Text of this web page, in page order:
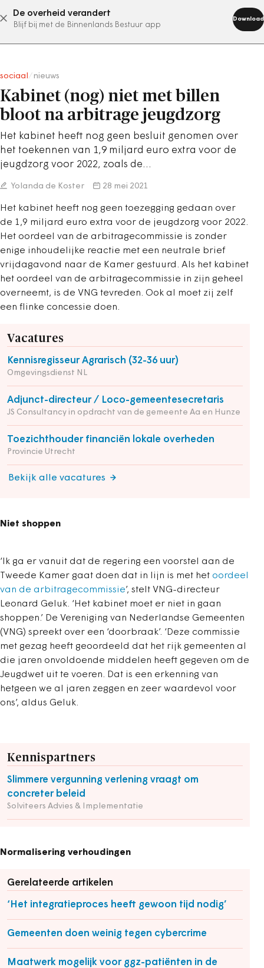
De overheid verandert
Blijf bij met de Binnenlands Bestuur app
Download
abonneer nu
sociaal nieuws
Kabinet (nog) niet met billen
bloot na arbitrage jeugdzorg
Het kabinet heeft nog geen besluit genomen over
het toekennen van 1,9 miljard euro extra voor de
jeugdzorg voor 2022, zoals de…
Yolanda de Koster 28 mei 2021
Het kabinet heeft nog geen toezegging gedaan over
de 1,9 miljard euro extra voor de jeugdzorg voor 2022.
Het oordeel van de arbitragecommissie is zonder
enige inhoudelijke reactie met een neutrale brief
vrijdagavond naar de Kamer gestuurd. Als het kabinet
het oordeel van de arbitragecommissie in zijn geheel
overneemt, is de VNG tevreden. Ook al moet zij zelf
een flinke concessie doen.
Vacatures
Kennisregisseur Agrarisch (32-36 uur)
Omgevingsdienst NL
Adjunct-directeur / Loco-gemeentesecretaris
JS Consultancy in opdracht van de gemeente Aa en Hunze
Toezichthouder financiën lokale overheden
Provincie Utrecht
Bekijk alle vacatures
Niet shoppen
‘Ik ga er vanuit dat de regering een voorstel aan de
Tweede Kamer gaat doen dat in lijn is met het oordeel
van de arbitragecommissie’, stelt VNG-directeur
Leonard Geluk. ‘Het kabinet moet er niet in gaan
shoppen.’ De Vereniging van Nederlandse Gemeenten
(VNG) spreekt over een ‘doorbraak’. ‘Deze commissie
met gezag heeft geoordeeld dat het rijk gemeenten al
die jaren onvoldoende middelen heeft gegeven om de
Jeugdwet uit te voeren. Dat is een erkenning van
hetgeen we al jaren zeggen en zeer waardevol voor
ons’, aldus Geluk.
Kennispartners
Slimmere vergunning verlening vraagt om
concreter beleid
Solviteers Advies & Implementatie
Normalisering verhoudingen
Gerelateerde artikelen
‘Het integratieproces heeft gewoon tijd nodig’
Gemeenten doen weinig tegen cybercrime
Maatwerk mogelijk voor ggz-patiënten in de